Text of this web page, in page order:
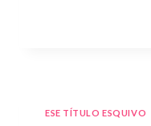
ESE TÍTULO ESQUIVO